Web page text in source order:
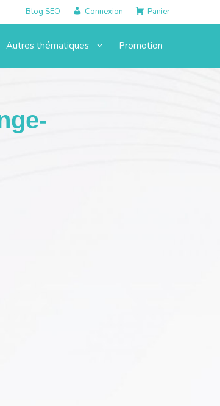
Blog SEO Connexion Panier
Autres thématiques Promotion